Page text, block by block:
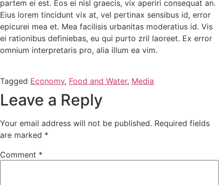
partem ei est. Eos ei nisl graecis, vix aperiri consequat an.
Eius lorem tincidunt vix at, vel pertinax sensibus id, error
epicurei mea et. Mea facilisis urbanitas moderatius id. Vis
ei rationibus definiebas, eu qui purto zril laoreet. Ex error
omnium interpretaris pro, alia illum ea vim.
Tagged Economy, Food and Water, Media
Leave a Reply
Your email address will not be published. Required fields
are marked *
Comment *